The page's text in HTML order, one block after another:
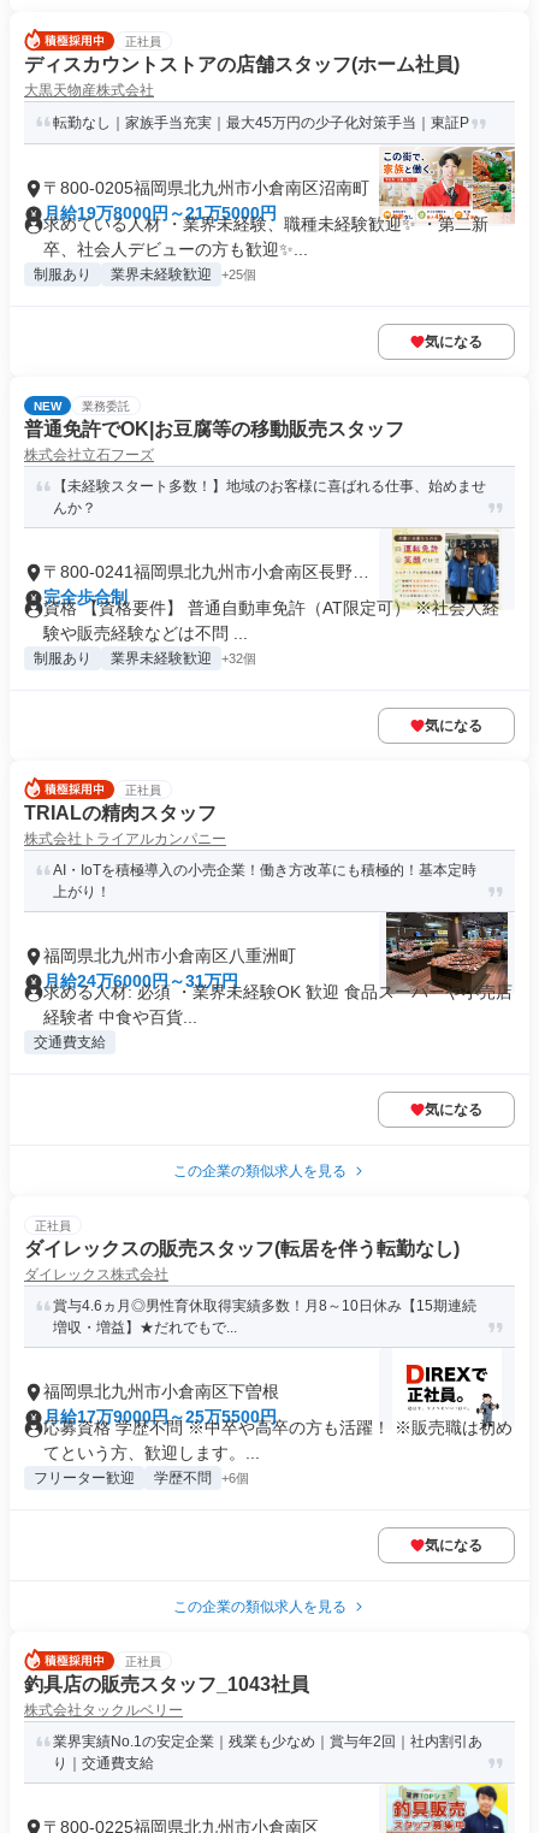
正社員
ディスカウントストアの店舗スタッフ(ホーム社員)
大黒天物産株式会社
転勤なし｜家族手当充実｜最大45万円の少子化対策手当｜東証P
〒800-0205福岡県北九州市小倉南区沼南町
月給19万8000円～21万5000円
求めている人材 ・業界未経験、職種未経験歓迎✨ ・第二新
卒、社会人デビューの方も歓迎✨...
制服あり 業界未経験歓迎 +25個
気になる
NEW 業務委託
普通免許でOK|お豆腐等の移動販売スタッフ
株式会社立石フーズ
【未経験スタート多数！】地域のお客様に喜ばれる仕事、始めませ
んか？
〒800-0241福岡県北九州市小倉南区長野本
町
完全歩合制
資格 【資格要件】 普通自動車免許（AT限定可） ※社会人経
験や販売経験などは不問 ...
制服あり 業界未経験歓迎 +32個
気になる
正社員
TRIALの精肉スタッフ
株式会社トライアルカンパニー
AI・IoTを積極導入の小売企業！働き方改革にも積極的！基本定時
上がり！
福岡県北九州市小倉南区八重洲町
月給24万6000円～31万円
求める人材: 必須 ・業界未経験OK 歓迎 食品スーパーや小売店
経験者 中食や百貨...
交通費支給
気になる
この企業の類似求人を見る
正社員
ダイレックスの販売スタッフ(転居を伴う転勤なし)
ダイレックス株式会社
賞与4.6ヵ月◎男性育休取得実績多数！月8～10日休み【15期連続
増収・増益】★だれでもで...
福岡県北九州市小倉南区下曽根
月給17万9000円～25万5500円
応募資格 学歴不問 ※中卒や高卒の方も活躍！ ※販売職は初め
てという方、歓迎します。...
フリーター歓迎 学歴不問 +6個
気になる
この企業の類似求人を見る
正社員
釣具店の販売スタッフ_1043社員
株式会社タックルベリー
業界実績No.1の安定企業｜残業も少なめ｜賞与年2回｜社内割引あ
り｜交通費支給
〒800-0225福岡県北九州市小倉南区